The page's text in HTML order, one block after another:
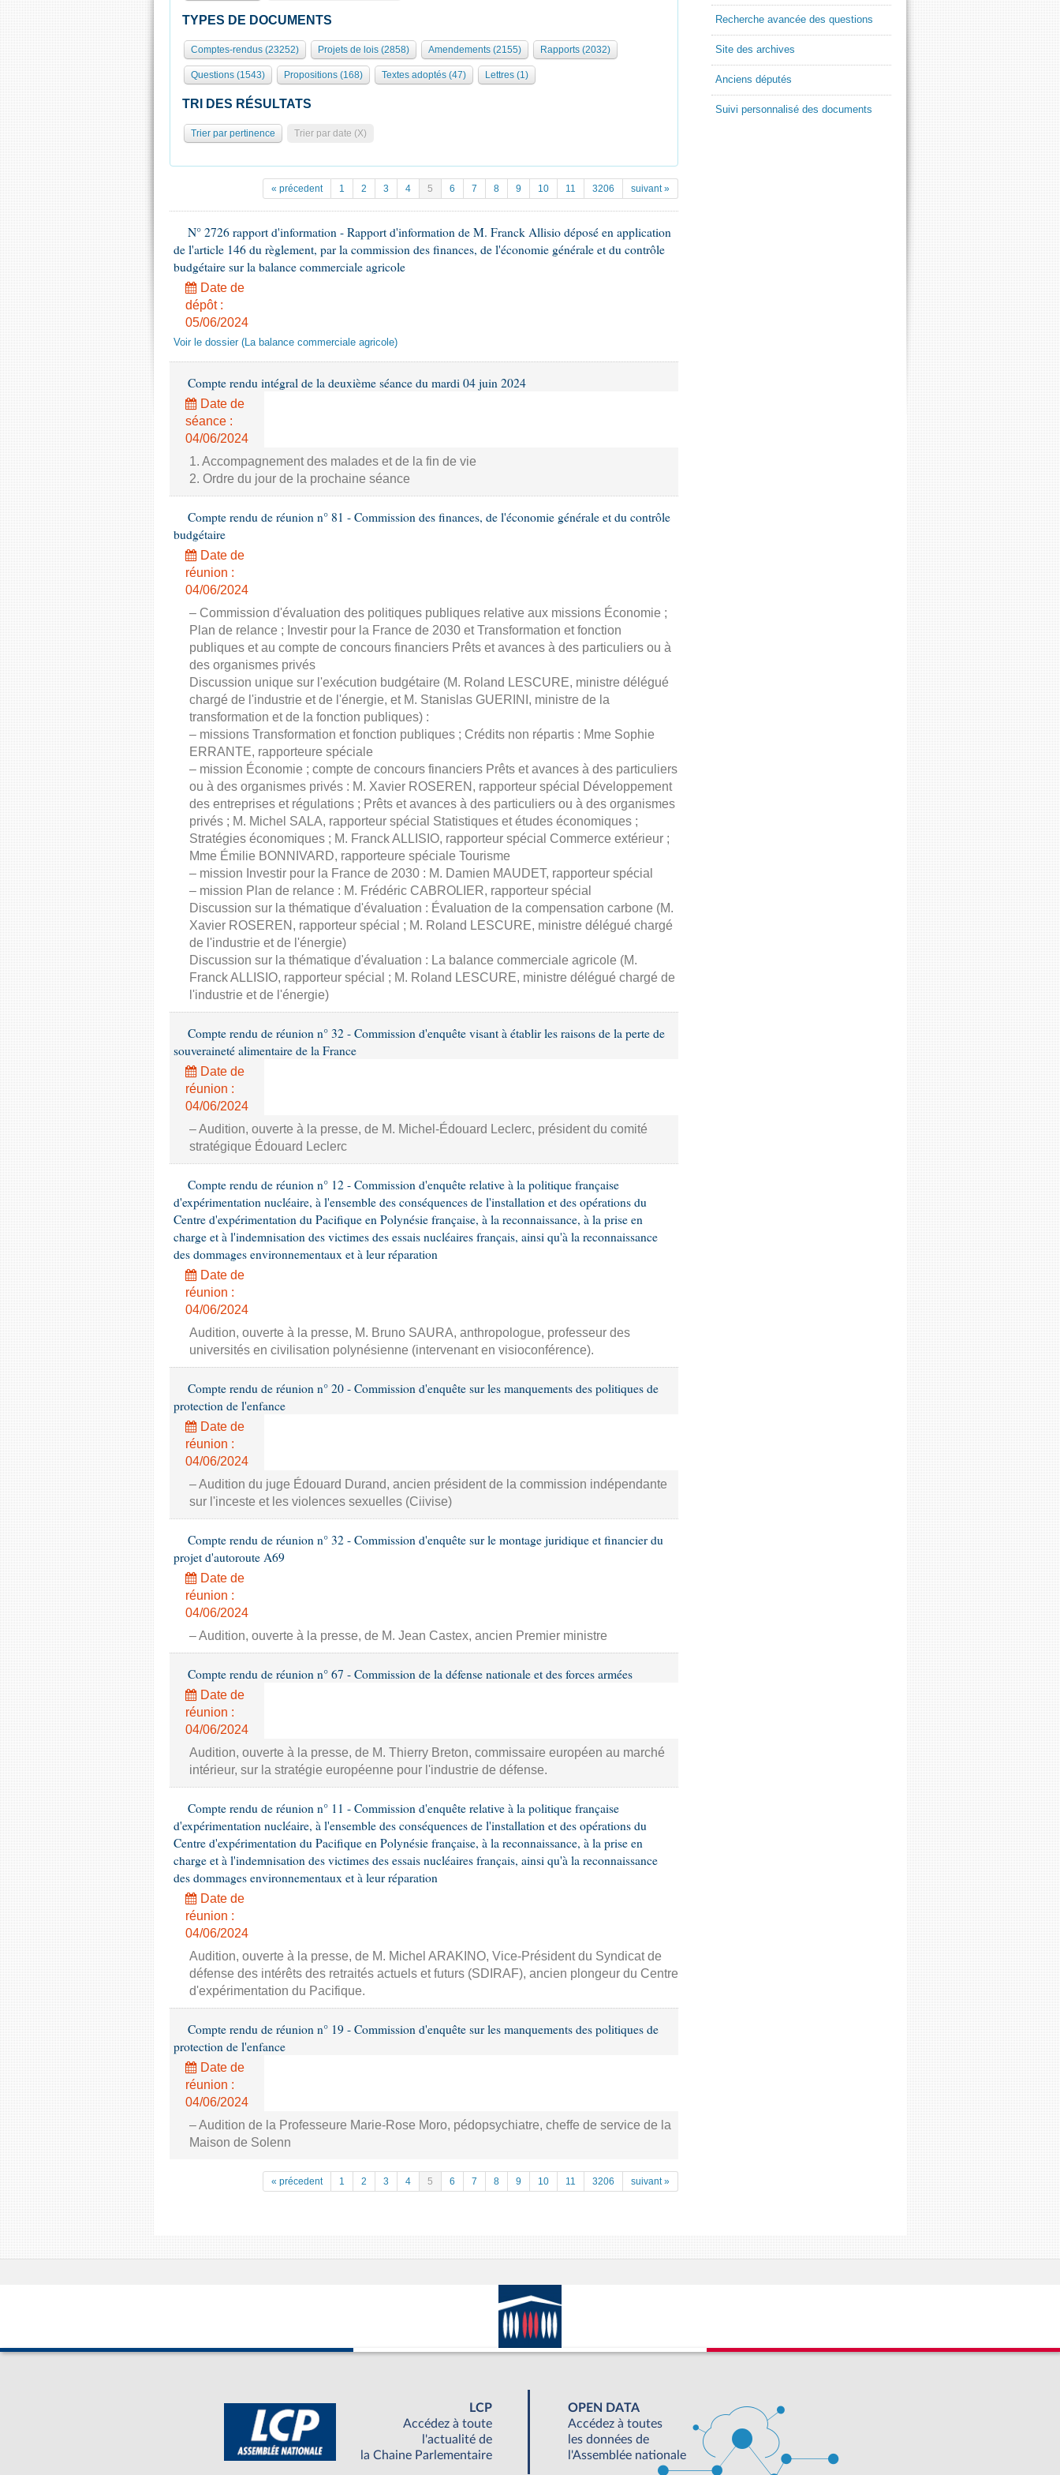
TYPES DE DOCUMENTS
Comptes-rendus (23252) Projets de lois (2858) Amendements (2155) Rapports (2032)
Questions (1543) Propositions (168) Textes adoptés (47) Lettres (1)
TRI DES RÉSULTATS
Trier par pertinence Trier par date (X)
« précedent 1 2 3 4 5 6 7 8 9 10 11 3206 suivant »
N° 2726 rapport d'information - Rapport d'information de M. Franck Allisio déposé en application
de l'article 146 du règlement, par la commission des finances, de l'économie générale et du contrôle
budgétaire sur la balance commerciale agricole
Date de
dépôt :
05/06/2024
Voir le dossier (La balance commerciale agricole)
Compte rendu intégral de la deuxième séance du mardi 04 juin 2024
Date de
séance :
04/06/2024
1. Accompagnement des malades et de la fin de vie
2. Ordre du jour de la prochaine séance
Compte rendu de réunion n° 81 - Commission des finances, de l'économie générale et du contrôle
budgétaire
Date de
réunion :
04/06/2024
– Commission d'évaluation des politiques publiques relative aux missions Économie ;
Plan de relance ; Investir pour la France de 2030 et Transformation et fonction
publiques et au compte de concours financiers Prêts et avances à des particuliers ou à
des organismes privés
Discussion unique sur l'exécution budgétaire (M. Roland LESCURE, ministre délégué
chargé de l'industrie et de l'énergie, et M. Stanislas GUERINI, ministre de la
transformation et de la fonction publiques) :
– missions Transformation et fonction publiques ; Crédits non répartis : Mme Sophie
ERRANTE, rapporteure spéciale
– mission Économie ; compte de concours financiers Prêts et avances à des particuliers
ou à des organismes privés : M. Xavier ROSEREN, rapporteur spécial Développement
des entreprises et régulations ; Prêts et avances à des particuliers ou à des organismes
privés ; M. Michel SALA, rapporteur spécial Statistiques et études économiques ;
Stratégies économiques ; M. Franck ALLISIO, rapporteur spécial Commerce extérieur ;
Mme Émilie BONNIVARD, rapporteure spéciale Tourisme
– mission Investir pour la France de 2030 : M. Damien MAUDET, rapporteur spécial
– mission Plan de relance : M. Frédéric CABROLIER, rapporteur spécial
Discussion sur la thématique d'évaluation : Évaluation de la compensation carbone (M.
Xavier ROSEREN, rapporteur spécial ; M. Roland LESCURE, ministre délégué chargé
de l'industrie et de l'énergie)
Discussion sur la thématique d'évaluation : La balance commerciale agricole (M.
Franck ALLISIO, rapporteur spécial ; M. Roland LESCURE, ministre délégué chargé de
l'industrie et de l'énergie)
Compte rendu de réunion n° 32 - Commission d'enquête visant à établir les raisons de la perte de
souveraineté alimentaire de la France
Date de
réunion :
04/06/2024
– Audition, ouverte à la presse, de M. Michel-Édouard Leclerc, président du comité
stratégique Édouard Leclerc
Compte rendu de réunion n° 12 - Commission d'enquête relative à la politique française
d'expérimentation nucléaire, à l'ensemble des conséquences de l'installation et des opérations du
Centre d'expérimentation du Pacifique en Polynésie française, à la reconnaissance, à la prise en
charge et à l'indemnisation des victimes des essais nucléaires français, ainsi qu'à la reconnaissance
des dommages environnementaux et à leur réparation
Date de
réunion :
04/06/2024
Audition, ouverte à la presse, M. Bruno SAURA, anthropologue, professeur des
universités en civilisation polynésienne (intervenant en visioconférence).
Compte rendu de réunion n° 20 - Commission d'enquête sur les manquements des politiques de
protection de l'enfance
Date de
réunion :
04/06/2024
– Audition du juge Édouard Durand, ancien président de la commission indépendante
sur l'inceste et les violences sexuelles (Ciivise)
Compte rendu de réunion n° 32 - Commission d'enquête sur le montage juridique et financier du
projet d'autoroute A69
Date de
réunion :
04/06/2024
– Audition, ouverte à la presse, de M. Jean Castex, ancien Premier ministre
Compte rendu de réunion n° 67 - Commission de la défense nationale et des forces armées
Date de
réunion :
04/06/2024
Audition, ouverte à la presse, de M. Thierry Breton, commissaire européen au marché
intérieur, sur la stratégie européenne pour l'industrie de défense.
Compte rendu de réunion n° 11 - Commission d'enquête relative à la politique française
d'expérimentation nucléaire, à l'ensemble des conséquences de l'installation et des opérations du
Centre d'expérimentation du Pacifique en Polynésie française, à la reconnaissance, à la prise en
charge et à l'indemnisation des victimes des essais nucléaires français, ainsi qu'à la reconnaissance
des dommages environnementaux et à leur réparation
Date de
réunion :
04/06/2024
Audition, ouverte à la presse, de M. Michel ARAKINO, Vice-Président du Syndicat de
défense des intérêts des retraités actuels et futurs (SDIRAF), ancien plongeur du Centre
d'expérimentation du Pacifique.
Compte rendu de réunion n° 19 - Commission d'enquête sur les manquements des politiques de
protection de l'enfance
Date de
réunion :
04/06/2024
– Audition de la Professeure Marie-Rose Moro, pédopsychiatre, cheffe de service de la
Maison de Solenn
« précedent 1 2 3 4 5 6 7 8 9 10 11 3206 suivant »
Recherche avancée des questions
Site des archives
Anciens députés
Suivi personnalisé des documents
LCP
Accédez à toute
l'actualité de
la Chaine Parlementaire
OPEN DATA
Accédez à toutes
les données de
l'Assemblée nationale